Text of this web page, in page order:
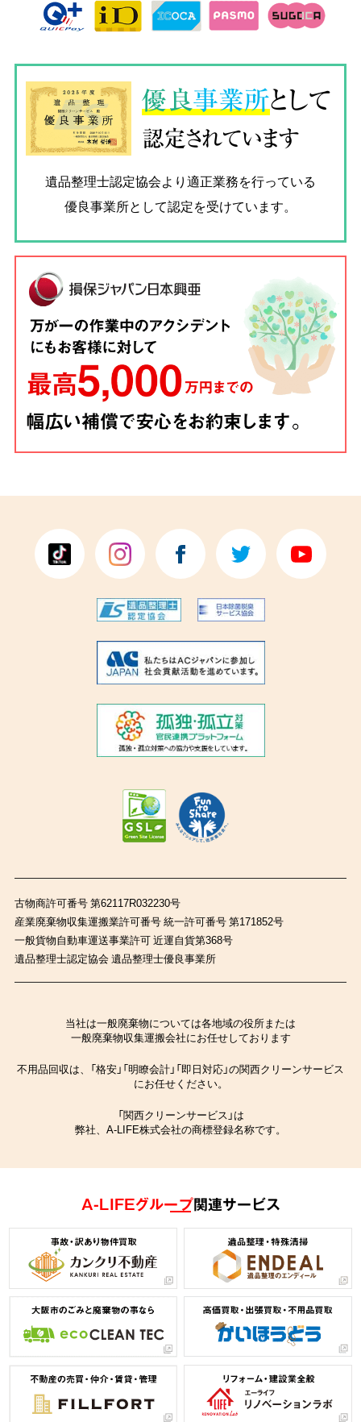
優良事業所として
認定されています
遺品整理士認定協会より適正業務を行っている
優良事業所として認定を受けています。
古物商許可番号 第62117R032230号
産業廃棄物収集運搬業許可番号 統一許可番号 第171852号
一般貨物自動車運送事業許可 近運自貨第368号
遺品整理士認定協会 遺品整理士優良事業所
当社は一般廃棄物については各地域の役所または
一般廃棄物収集運搬会社にお任せしております
不用品回収は、「格安」「明瞭会計」「即日対応」の関西クリーンサービス
にお任せください。
「関西クリーンサービス」は
弊社、A-LIFE株式会社の商標登録名称です。
A-LIFEグループ関連サービス